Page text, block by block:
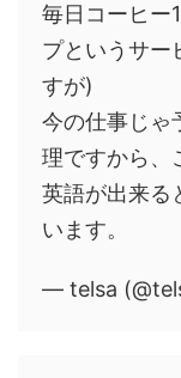
毎日コーヒー
プというサー
すが)
今の仕事じゃ
理ですから、
英語が出来る
います。
— telsa